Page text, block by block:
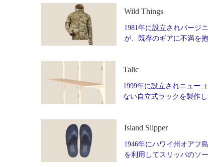
Wild Things
1981年に設立されバージ
が、既存のギアに不満を
Talic
1999年に設立されニュー
ない自立式ラックを製作
Island Slipper
1946年にハワイ州オアフ
を利用してスリッパのソ